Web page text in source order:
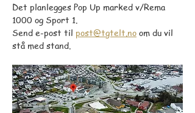
Det planlegges Pop Up marked v/Rema
1000 og Sport 1.
Send e-post til post@tgtelt.no om du vil
stå med stand.